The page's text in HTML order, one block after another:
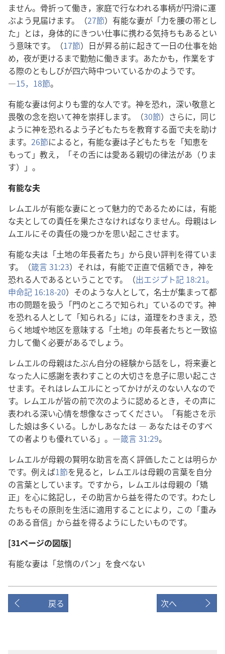
ません。骨折って働き，家庭で行なわれる事柄が円滑に運
ぶよう見届けます。（27節）有能な妻が「力を腰の帯とし
た」とは，身体的にきつい仕事に携わる気持ちもあるとい
う意味です。（17節）日が昇る前に起きて一日の仕事を始
め，夜が更けるまで勤勉に働きます。あたかも，作業をす
る際のともしびが四六時中ついているかのようです。
―15， 18節。
有能な妻は何よりも霊的な人です。神を恐れ，深い敬意と
畏敬の念を抱いて神を崇拝します。（30節）さらに，同じ
ように神を恐れるよう子どもたちを教育する面で夫を助け
ます。 26節によると，有能な妻は子どもたちを「知恵を
もって」教え，「その舌には愛ある親切の律法があ（りま
す）」。
有能な夫
レムエルが有能な妻にとって魅力的であるためには，有能
な夫としての責任を果たさなければなりません。母親はレ
ムエルにその責任の幾つかを思い起こさせます。
有能な夫は「土地の年長者たち」から良い評判を得ていま
す。（箴言 31:23）それは，有能で正直で信頼でき，神を
恐れる人であるということです。（出エジプト記 18:21。
申命記 16:18-20）そのような人として，名士が集まって都
市の問題を扱う「門のところで知られ」ているのです。神
を恐れる人として「知られる」には，道理をわきまえ，恐
らく地域や地区を意味する「土地」の年長者たちと一致協
力して働く必要があるでしょう。
レムエルの母親はたぶん自分の経験から話をし，将来妻と
なった人に感謝を表わすことの大切さを息子に思い起こさ
せます。それはレムエルにとってかけがえのない人なので
す。レムエルが皆の前で次のように認めるとき，その声に
表われる深い心情を想像なさってください。「有能さを示
した娘は多くいる。しかしあなたは ― あなたはそのすべ
ての者よりも優れている」。―箴言 31:29。
レムエルが母親の賢明な助言を高く評価したことは明らか
です。例えば1節を見ると，レムエルは母親の言葉を自分
の言葉としています。ですから，レムエルは母親の「矯
正」を心に銘記し，その助言から益を得たのです。わたし
たちもその原則を生活に適用することにより，この「重み
のある音信」から益を得るようにしたいものです。
[31ページの図版]
有能な妻は「怠惰のパン」を食べない
戻る 次へ